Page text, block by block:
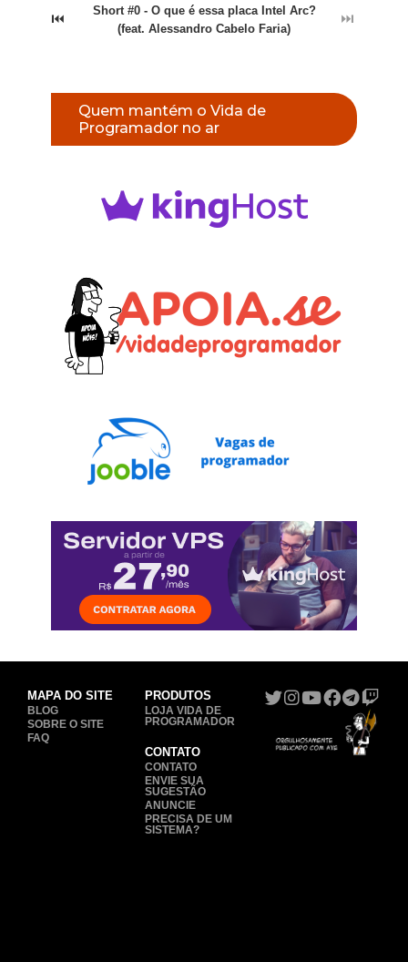
⏮
Short #0 - O que é essa placa Intel Arc?
(feat. Alessandro Cabelo Faria)
⏭
Quem mantém o Vida de
Programador no ar
MAPA DO SITE
BLOG
SOBRE O SITE
FAQ
PRODUTOS
LOJA VIDA DE
PROGRAMADOR
CONTATO
CONTATO
ENVIE SUA
SUGESTÃO
ANUNCIE
PRECISA DE UM
SISTEMA?